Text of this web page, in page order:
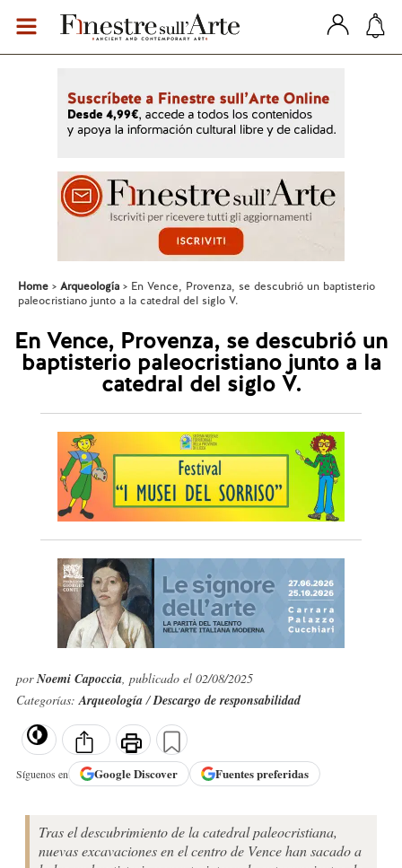
Home Arqueología
En Vence, Provenza, se descubrió un baptisterio
paleocristiano junto a la catedral del siglo V.
En Vence, Provenza, se descubrió un
baptisterio paleocristiano junto a la
catedral del siglo V.
porNoemi Capoccia, publicado el 02/08/2025
Categorías:Arqueología/Descargo de responsabilidad
Síguenos en GoogleDiscover Fuentes preferidas
Tras el descubrimiento de la catedral paleocristiana,
nuevas excavaciones en el centro de Vence han sacado a